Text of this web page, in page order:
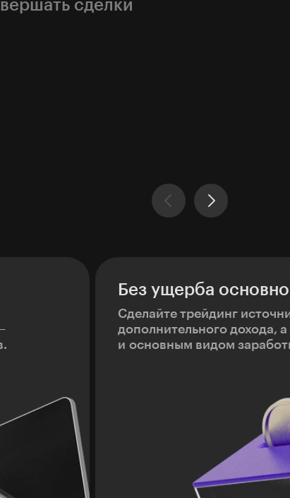
сделки
Без ущерба
Сделайте трейдинг
дополнительного дохода, а
и основным видом